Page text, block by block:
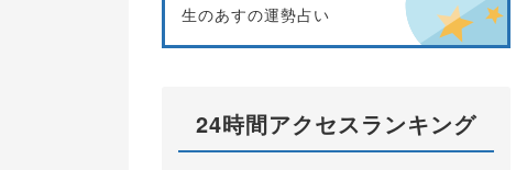
生のあすの運勢占い
24時間アクセスランキング